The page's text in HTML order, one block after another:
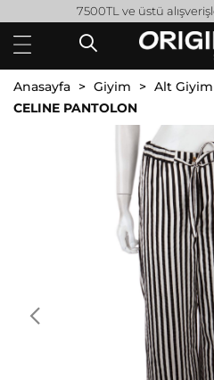
7500TL ve üstü
Anasayfa Giyim Alt Giyim
CELINE PANTOLON